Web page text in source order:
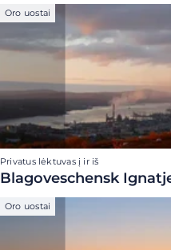
Oro uostai
Privatus lėktuvas į ir iš
Blagoveschensk
Oro uostai